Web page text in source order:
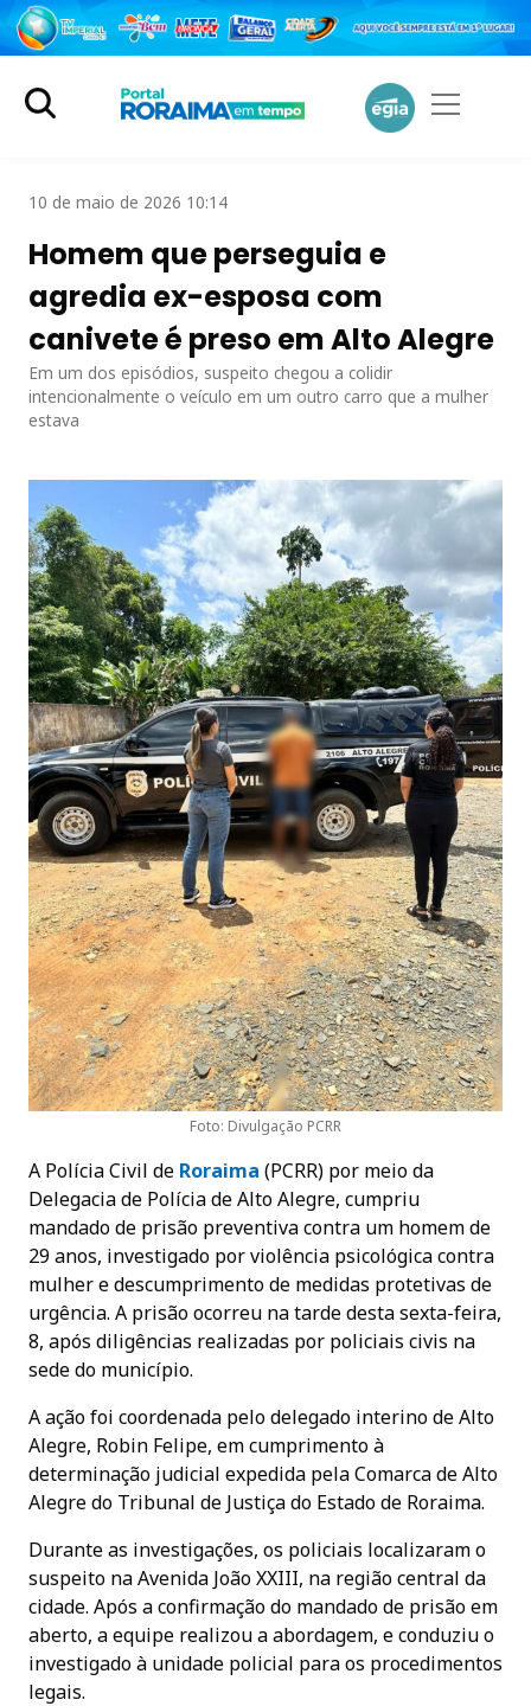
10 de maio de 2026 10:14
Homem que perseguia e
agredia ex-esposa com
canivete é preso em Alto Alegre
Em um dos episódios, suspeito chegou a colidir
intencionalmente o veículo em um outro carro que a mulher
estava
Foto: Divulgação PCRR
A Polícia Civil de Roraima (PCRR) por meio da
Delegacia de Polícia de Alto Alegre, cumpriu
mandado de prisão preventiva contra um homem de
29 anos, investigado por violência psicológica contra
mulher e descumprimento de medidas protetivas de
urgência. A prisão ocorreu na tarde desta sexta-feira,
8, após diligências realizadas por policiais civis na
sede do município.
A ação foi coordenada pelo delegado interino de Alto
Alegre, Robin Felipe, em cumprimento à
determinação judicial expedida pela Comarca de Alto
Alegre do Tribunal de Justiça do Estado de Roraima.
Durante as investigações, os policiais localizaram o
suspeito na Avenida João XXIII, na região central da
cidade. Após a confirmação do mandado de prisão em
aberto, a equipe realizou a abordagem, e conduziu o
investigado à unidade policial para os procedimentos
legais.